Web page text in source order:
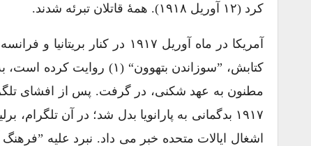
کرد (۱۲ آوریل ۱۹۱۸). همهٔ قاتلان تبرئه شدند.
آمریکا در ماه آوریل ۱۹۱۷ در
کتابش، ”سوزاندن بتهوون“
مطنون به عهد شکنی، در گرفت. پس از افشای
۱۹۱۷ بدگمانی به پارانویا بدل شد؛ در آن
اشغال ایالات متحده خبر می داد. نبرد علیه